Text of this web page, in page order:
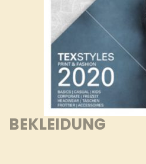
BEKLEIDUNG